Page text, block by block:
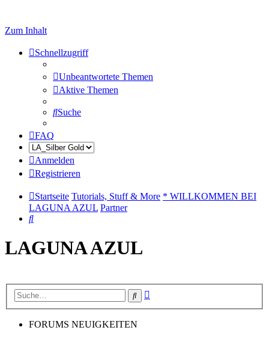
Zum Inhalt
Schnellzugriff
Unbeantwortete Themen
Aktive Themen
Suche
FAQ
Anmelden
Registrieren
Startseite Tutorials, Stuff & More * WILLKOMMEN BEI
LAGUNA AZUL Partner
Suche
LAGUNA AZUL
Suche
FORUMS NEUIGKEITEN